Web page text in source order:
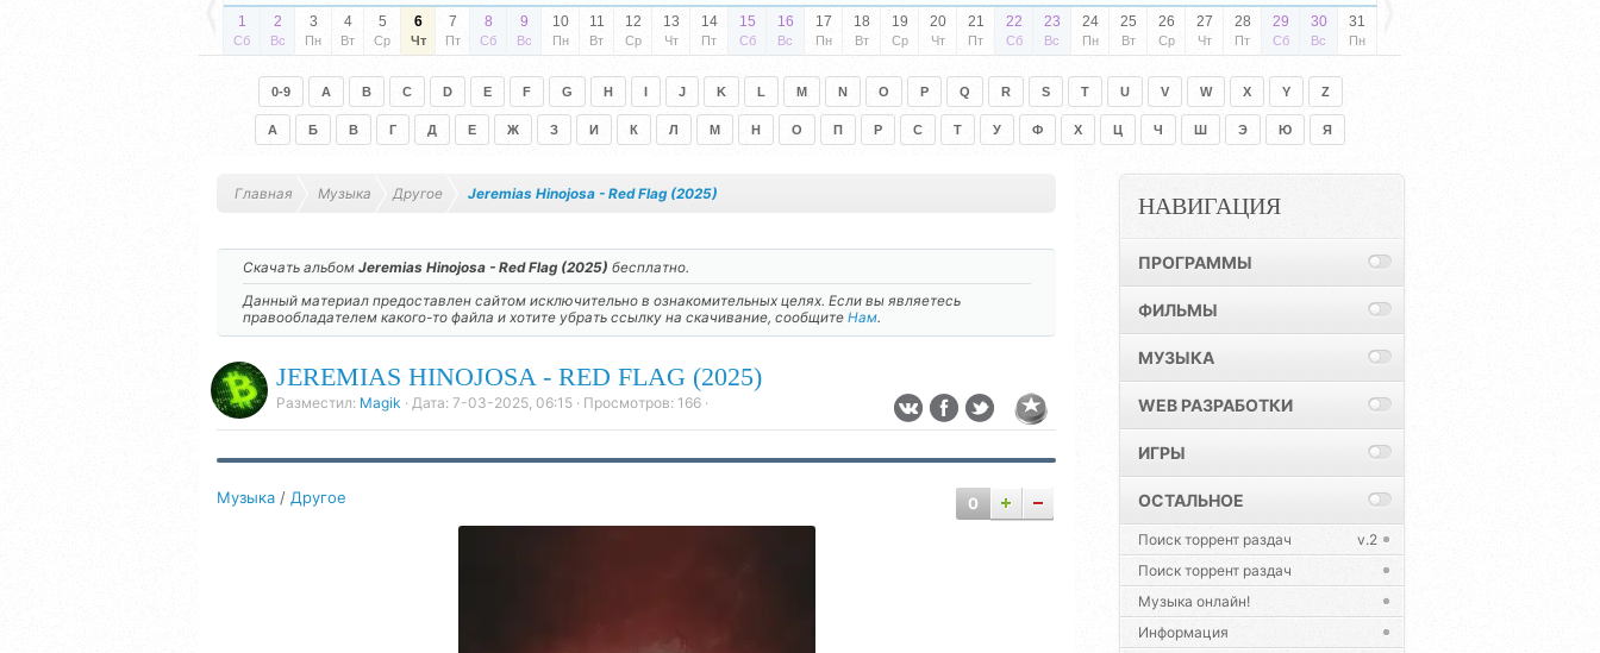
1
Сб
2
Вс
3
Пн
4
Вт
5
Ср
6
Чт
7
Пт
8
Сб
9
Вс
10
Пн
11
Вт
12
Ср
13
Чт
14
Пт
15
Сб
16
Вс
17
Пн
18
Вт
19
Ср
20
Чт
21
Пт
22
Сб
23
Вс
24
Пн
25
Вт
26
Ср
27
Чт
28
Пт
29
Сб
30
Вс
31
Пн
0-9 A B C D E F G H I J K L M N O P Q R S T U V W X Y Z
А Б В Г Д Е Ж З И К Л М Н О П Р С Т У Ф Х Ц Ч Ш Э Ю Я
Главная Музыка Другое Jeremias Hinojosa - Red Flag (2025)
Скачать альбом Jeremias Hinojosa - Red Flag (2025) бесплатно.
Данный материал предоставлен сайтом исключительно в ознакомительных целях. Если вы являетесь
правообладателем какого-то файла и хотите убрать ссылку на скачивание, сообщите Нам.
JEREMIAS HINOJOSA - RED FLAG (2025)
Разместил: Magik · Дата: 7-03-2025, 06:15 · Просмотров: 166 ·
Музыка / Другое 0
НАВИГАЦИЯ
ПРОГРАММЫ
ФИЛЬМЫ
МУЗЫКА
WEB РАЗРАБОТКИ
ИГРЫ
ОСТАЛЬНОЕ
Поиск торрент раздач
v.2
Поиск торрент раздач
Музыка онлайн!
Информация